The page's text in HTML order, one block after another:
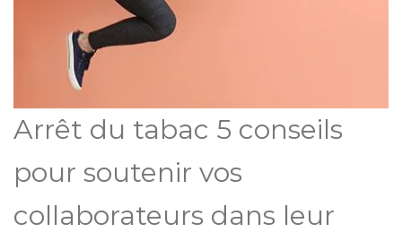
Arrêt du tabac 5 conseils
pour soutenir vos
collaborateurs dans leur